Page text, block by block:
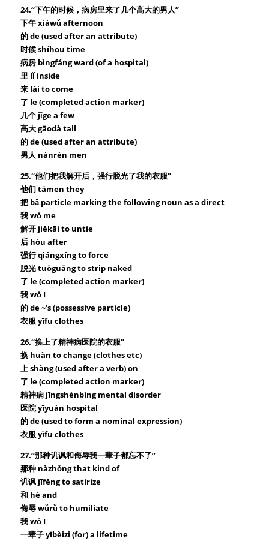
24.“下午的时候，病房里来了几个高大的男人”
下午 xiàwǔ afternoon
的 de (used after an attribute)
时候 shíhou time
病房 bìngfáng ward (of a hospital)
里 lǐ inside
来 lái to come
了 le (completed action marker)
几个 jǐge a few
高大 gāodà tall
的 de (used after an attribute)
男人 nánrén men
25.“他们把我解开后，强行脱光了我的衣服”
他们 tāmen they
把 bǎ particle marking the following noun as a direct
我 wǒ me
解开 jiěkāi to untie
后 hòu after
强行 qiángxíng to force
脱光 tuōguāng to strip naked
了 le (completed action marker)
我 wǒ I
的 de ~’s (possessive particle)
衣服 yīfu clothes
26.“换上了精神病医院的衣服”
换 huàn to change (clothes etc)
上 shàng (used after a verb) on
了 le (completed action marker)
精神病 jīngshénbìng mental disorder
医院 yīyuàn hospital
的 de (used to form a nominal expression)
衣服 yīfu clothes
27.“那种讥讽和侮辱我一辈子都忘不了”
那种 nàzhǒng that kind of
讥讽 jīfěng to satirize
和 hé and
侮辱 wǔrǔ to humiliate
我 wǒ I
一辈子 yībèizi (for) a lifetime